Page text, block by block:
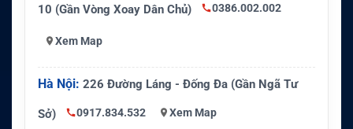
10 (Gần Vòng Xoay Dân Chủ) 0386.002.002
Xem Map
Hà Nội: 226 Đường Láng - Đống Đa (Gần Ngã Tư
Sở) 0917.834.532 Xem Map